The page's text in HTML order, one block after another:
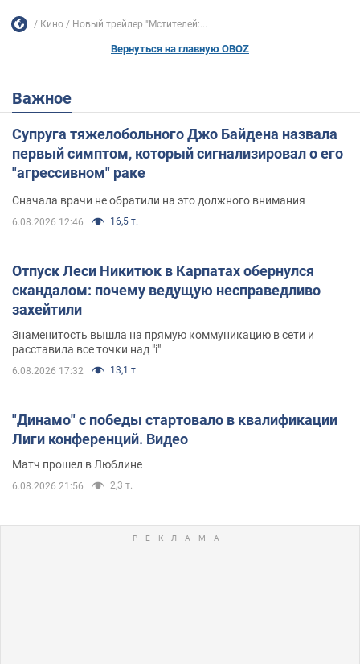
Кино Новый трейлер "Мстителей:...
Вернуться на главную OBOZ
Важное
Супруга тяжелобольного Джо Байдена назвала
первый симптом, который сигнализировал о его
"агрессивном" раке
Сначала врачи не обратили на это должного внимания
6.08.2026 12:46 16,5 т.
Отпуск Леси Никитюк в Карпатах обернулся
скандалом: почему ведущую несправедливо
захейтили
Знаменитость вышла на прямую коммуникацию в сети и
расставила все точки над "i"
6.08.2026 17:32 13,1 т.
"Динамо" с победы стартовало в квалификации
Лиги конференций. Видео
Матч прошел в Люблине
6.08.2026 21:56 2,3 т.